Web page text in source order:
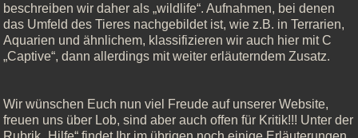
beschreiben wir daher als „wildlife“. Aufnahmen, bei denen
das Umfeld des Tieres nachgebildet ist, wie z.B. in Terrarien,
Aquarien und ähnlichem, klassifizieren wir auch hier mit C
„Captive“, dann allerdings mit weiter erläuterndem Zusatz.
Wir wünschen Euch nun viel Freude auf unserer Website,
freuen uns über Lob, sind aber auch offen für Kritik!!! Unter der